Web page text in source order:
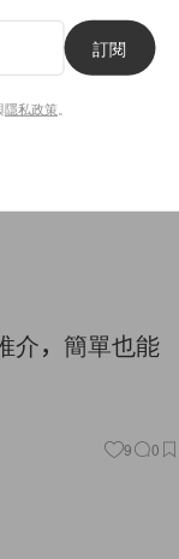
介，簡單也能
9 0
訂閱
隱私政策